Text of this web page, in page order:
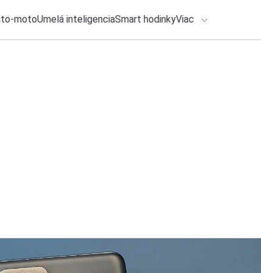
motoUmelá inteligenciaSmart hodinkyViac